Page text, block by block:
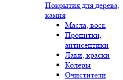
Покрытия для дерева,
камня
Масла, воск
Пропитки,
антисептики
Лаки, краски
Колеры
Очистители